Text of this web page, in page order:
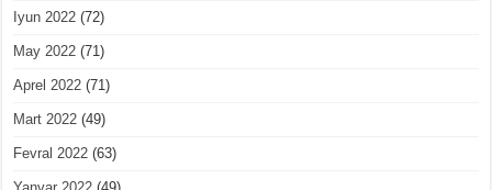
Iyun 2022 (72)
May 2022 (71)
Aprel 2022 (71)
Mart 2022 (49)
Fevral 2022 (63)